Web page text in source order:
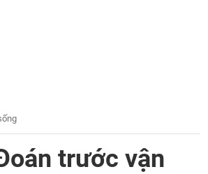
trước vận